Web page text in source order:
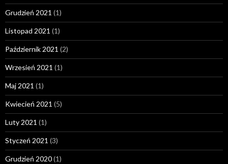
Grudzień 2021 (1)
Listopad 2021 (1)
Październik 2021 (2)
Wrzesień 2021 (1)
Maj 2021 (1)
Kwiecień 2021 (5)
Luty 2021 (1)
Styczeń 2021 (3)
Grudzień 2020(1)